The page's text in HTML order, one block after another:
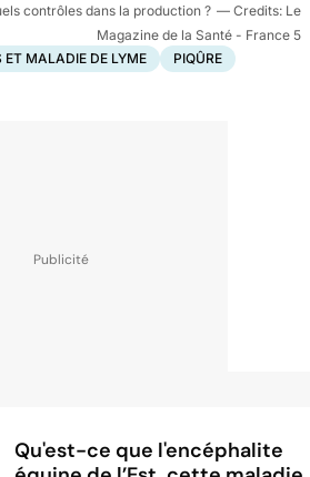
contrôles dans la production ?
Le
Magazine de la Santé - France 5
ET MALADIE DE LYME
PIQÛRE
Qu'est-ce que l'encéphalite